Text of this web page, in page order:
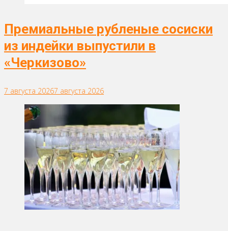
Премиальные рубленые сосиски
из индейки выпустили в
«Черкизово»
7 августа 20267 августа 2026